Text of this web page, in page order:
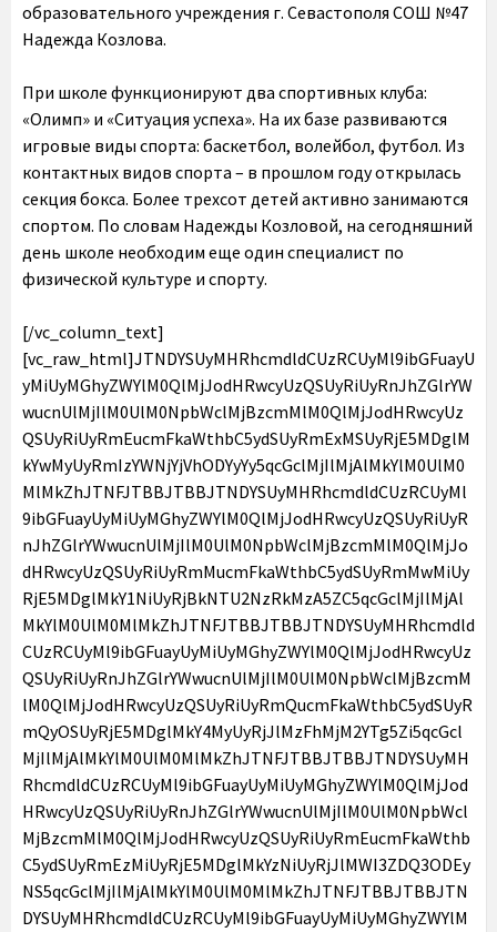
образовательного учреждения г. Севастополя СОШ №47
Надежда Козлова.
При школе функционируют два спортивных клуба:
«Олимп» и «Ситуация успеха». На их базе развиваются
игровые виды спорта: баскетбол, волейбол, футбол. Из
контактных видов спорта – в прошлом году открылась
секция бокса. Более трехсот детей активно занимаются
спортом. По словам Надежды Козловой, на сегодняшний
день школе необходим еще один специалист по
физической культуре и спорту.
[/vc_column_text]
[vc_raw_html]JTNDYSUyMHRhcmdldCUzRCUyMl9ibGFuayU
yMiUyMGhyZWYlM0QlMjJodHRwcyUzQSUyRiUyRnJhZGlrYW
wucnUlMjIlM0UlM0NpbWclMjBzcmMlM0QlMjJodHRwcyUz
QSUyRiUyRmEucmFkaWthbC5ydSUyRmExMSUyRjE5MDglM
kYwMyUyRmIzYWNjYjVhODYyYy5qcGclMjIlMjAlMkYlM0UlM0
MlMkZhJTNFJTBBJTBBJTNDYSUyMHRhcmdldCUzRCUyMl
9ibGFuayUyMiUyMGhyZWYlM0QlMjJodHRwcyUzQSUyRiUyR
nJhZGlrYWwucnUlMjIlM0UlM0NpbWclMjBzcmMlM0QlMjJo
dHRwcyUzQSUyRiUyRmMucmFkaWthbC5ydSUyRmMwMiUy
RjE5MDglMkY1NiUyRjBkNTU2NzRkMzA5ZC5qcGclMjIlMjAl
MkYlM0UlM0MlMkZhJTNFJTBBJTBBJTNDYSUyMHRhcmdld
CUzRCUyMl9ibGFuayUyMiUyMGhyZWYlM0QlMjJodHRwcyUz
QSUyRiUyRnJhZGlrYWwucnUlMjIlM0UlM0NpbWclMjBzcmM
lM0QlMjJodHRwcyUzQSUyRiUyRmQucmFkaWthbC5ydSUyR
mQyOSUyRjE5MDglMkY4MyUyRjJlMzFhMjM2YTg5Zi5qcGcl
MjIlMjAlMkYlM0UlM0MlMkZhJTNFJTBBJTBBJTNDYSUyMH
RhcmdldCUzRCUyMl9ibGFuayUyMiUyMGhyZWYlM0QlMjJod
HRwcyUzQSUyRiUyRnJhZGlrYWwucnUlMjIlM0UlM0NpbWcl
MjBzcmMlM0QlMjJodHRwcyUzQSUyRiUyRmEucmFkaWthb
C5ydSUyRmEzMiUyRjE5MDglMkYzNiUyRjJlMWI3ZDQ3ODEy
NS5qcGclMjIlMjAlMkYlM0UlM0MlMkZhJTNFJTBBJTBBJTN
DYSUyMHRhcmdldCUzRCUyMl9ibGFuayUyMiUyMGhyZWYlM